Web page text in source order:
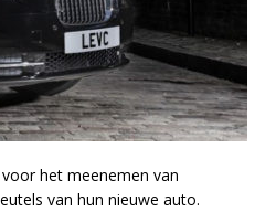
voor het meenemen van
van hun nieuwe auto.